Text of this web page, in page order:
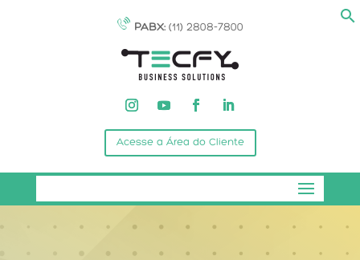
PABX: (11) 2808-7800
Acesse a Área do Cliente